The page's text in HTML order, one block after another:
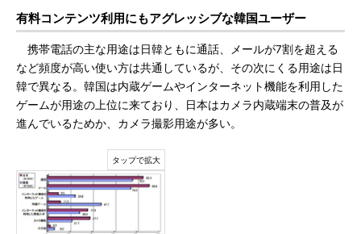
有料コンテンツ利用にもアグレッシブな韓国ユーザー
携帯電話の主な用途は日韓ともに通話、メールが7割を超える
など頻度が高い使い方は共通しているが、その次にくる用途は日
韓で異なる。韓国は内蔵ゲームやインターネット機能を利用した
ゲームが用途の上位に来ており、日本はカメラ内蔵端末の普及が
進んでいるためか、カメラ撮影用途が多い。